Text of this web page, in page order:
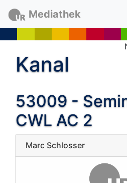
Mediathek
Kanal
53009 -
CWL AC 2
Marc Schlosser